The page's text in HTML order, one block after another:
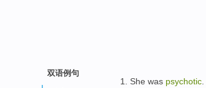
双语例句
She was psychotic